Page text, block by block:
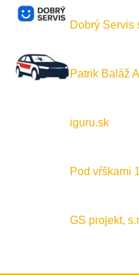
Dobrý Servis
Patrik Baláž
iguru.sk
Pod vŕškami
GS projekt,